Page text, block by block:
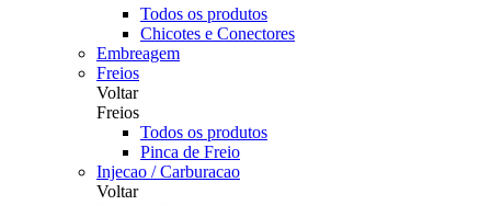
Todos os produtos
Chicotes e Conectores
Embreagem
Freios
Voltar
Freios
Todos os produtos
Pinca de Freio
Injecao / Carburacao
Voltar